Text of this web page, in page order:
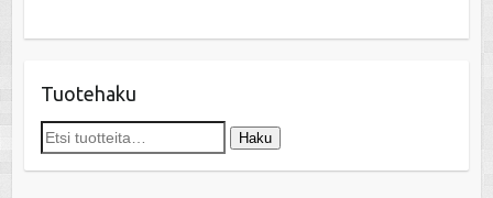
Tuotehaku
Etsi: Haku